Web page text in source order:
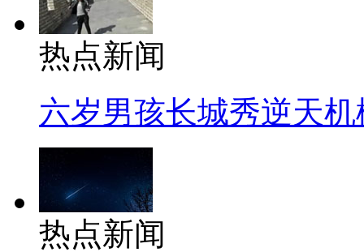
热点新闻
六岁男孩长城秀逆天机
热点新闻